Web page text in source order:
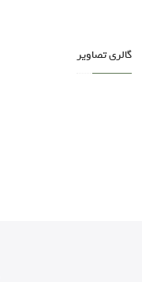
گالری تصاویر